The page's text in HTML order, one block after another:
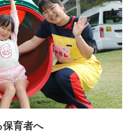
保育者へ